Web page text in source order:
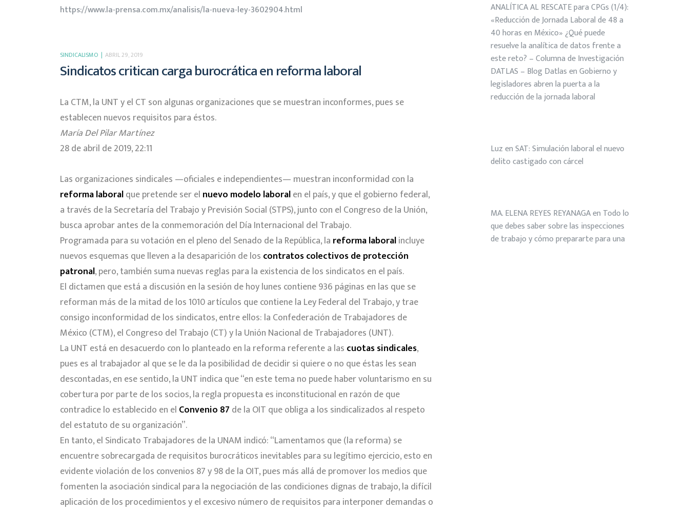
https://www.la-prensa.com.mx/analisis/la-nueva-ley-3602904.html
SINDICALISMO ABRIL 29, 2019
Sindicatos critican carga burocrática en reforma laboral
La CTM, la UNT y el CT son algunas organizaciones que se muestran inconformes, pues se
establecen nuevos requisitos para éstos.
María Del Pilar Martínez
28 de abril de 2019, 22:11
Las organizaciones sindicales —oficiales e independientes— muestran inconformidad con la
reforma laboralque pretende ser el nuevo modelo laboralen el país, y que el gobierno federal,
a través de la Secretaría del Trabajo y Previsión Social (STPS), junto con el Congreso de la Unión,
busca aprobar antes de la conmemoración del Día Internacional del Trabajo.
Programada para su votación en el pleno del Senado de la República, la reforma laboralincluye
nuevos esquemas que lleven a la desaparición de los contratos colectivos de protección
patronal, pero, también suma nuevas reglas para la existencia de los sindicatos en el país.
El dictamen que está a discusión en la sesión de hoy lunes contiene 936 páginas en las que se
reforman más de la mitad de los 1010 artículos que contiene la Ley Federal del Trabajo, y trae
consigo inconformidad de los sindicatos, entre ellos: la Confederación de Trabajadores de
México (CTM), el Congreso del Trabajo (CT) y la Unión Nacional de Trabajadores (UNT).
La UNT está en desacuerdo con lo planteado en la reforma referente a las cuotas sindicales,
pues es al trabajador al que se le da la posibilidad de decidir si quiere o no que éstas les sean
descontadas, en ese sentido, la UNT indica que “en este tema no puede haber voluntarismo en su
cobertura por parte de los socios, la regla propuesta es inconstitucional en razón de que
contradice lo establecido en el Convenio 87 de la OIT que obliga a los sindicalizados al respeto
del estatuto de su organización”.
En tanto, el Sindicato Trabajadores de la UNAM indicó: “Lamentamos que (la reforma) se
encuentre sobrecargada de requisitos burocráticos inevitables para su legítimo ejercicio, esto en
evidente violación de los convenios 87 y 98 de la OIT, pues más allá de promover los medios que
fomenten la asociación sindical para la negociación de las condiciones dignas de trabajo, la difícil
aplicación de los procedimientos y el excesivo número de requisitos para interponer demandas o
ANALÍTICA AL RESCATE para CPGs (1/4):
«Reducción de Jornada Laboral de 48 a
40 horas en México» ¿Qué puede
resuelve la analítica de datos frente a
este reto? – Columna de Investigación
DATLAS – Blog DatlasenGobierno y
legisladores abren la puerta a la
reducción de la jornada laboral
LuzenSAT: Simulación laboral el nuevo
delito castigado con cárcel
MA. ELENA REYES REYANAGAen Todo lo
que debes saber sobre las inspecciones
de trabajo y cómo prepararte para una